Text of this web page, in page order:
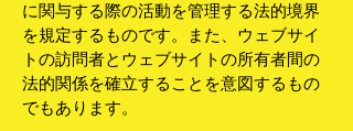
に関与する際の活動を管理する法的境界
を規定するものです。また、ウェブサイ
トの訪問者とウェブサイトの所有者間の
法的関係を確立することを意図するもの
でもあります。